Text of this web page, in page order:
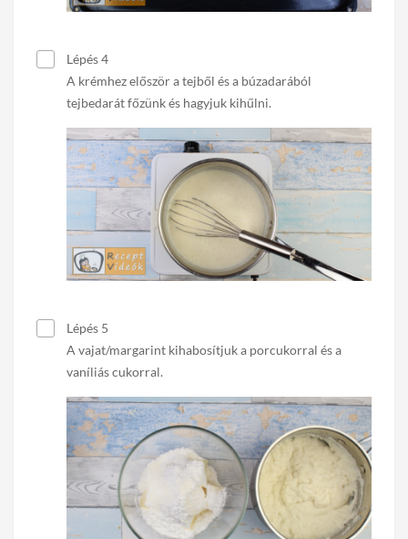
Lépés 4
A krémhez először a tejből és a búzadarából
tejbedarát főzünk és hagyjuk kihűlni.
Lépés 5
A vajat/margarint kihabosítjuk a porcukorral és a
vaníliás cukorral.